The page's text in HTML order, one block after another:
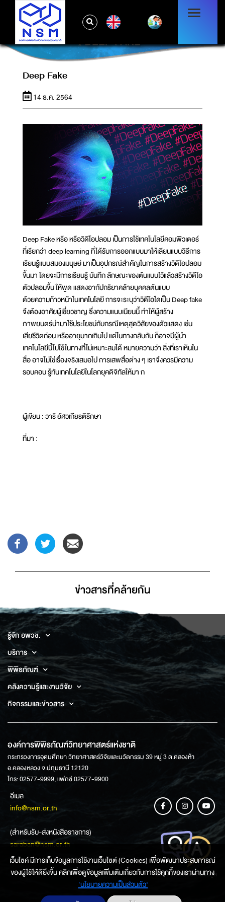
DEEP FAKE
Deep Fake
14 ธ.ค. 2564
Deep Fake หรือ หรือวิดีโอปลอม เป็นการใช้เทคโนโลยีคอมพิวเตอร์
ที่เรียกว่า deep learning ที่ได้รับการออกแบบมาให้เลียนแบบวิธีการ
เรียนรู้แบบสมองมนุษย์ มาเป็นอุปกรณ์สำคัญในการสร้างวิดิโอปลอม
ขึ้นมา โดยจะมีการเรียนรู้ บันทึก ลักษณะของต้นแบบไว้แล้วสร้างวิดีโอ
ตัวปลอมขึ้น ให้พูด แสดงอากัปกริยาคล้ายบุคคลต้นแบบ
ด้วยความก้าวหน้าในเทคโนโลยี การจะระบุว่าวิดีโอใดเป็น Deep fake
จึงต้องอาศัยผู้เชี่ยวชาญ ซึ่งความแนบเนียนนี้ ทำให้ผู้สร้าง
ภาพยนตร์นำมาใช้ประโยชน์กับกรณีเหตุสุดวิสัยของตัวแสดง เช่น
เสียชีวิตก่อน หรืออายุมากเกินไป แต่ในทางกลับกัน ก็อาจมีผู้นำ
เทคโนโลยีนี้ไปใช้ในทางที่ไม่เหมาะสมได้ หมายความว่า สิ่งที่เราเห็นใน
สื่อ อาจไม่ใช่เรื่องจริงเสมอไป การเสพสื่อต่าง ๆ เราจึงควรมีความ
รอบคอบ รู้ทันเทคโนโลยีในโลกยุคดิจิทัลให้มา ก
ผู้เขียน : วารี อัศวเกียรติรักษา
ที่มา :
ข่าวสารที่่คล้ายกัน
รู้จัก อพวช.
บริการ
พิพิธภัณฑ์
คลังความรู้และงานวิจัย
กิจกรรมและข่าวสาร
องค์การพิพิธภัณฑ์วิทยาศาสตร์แห่งชาติ
กระทรวงการอุดมศึกษา วิทยาศาสตร์วิจัยและนวัตกรรม 39 หมู่ 3 ต.คลองห้า
อ.คลองหลวง จ.ปทุมธานี 12120
โทร: 02577-9999, แฟกซ์ 02577-9900
อีเมล
info@nsm.or.th
(สำหรับรับ-ส่งหนังสือราชการ)
saraban@nsm.or.th
ช่องทางการสอบถามข้อมูล
เว็บไซค์ มีการเก็บข้อมูลการใช้งานเว็บไซต์ (Cookies) เพื่อพัฒนาประสบการณ์
ของผู้ใช้ให้ดียิ่งขึ้น คลิกเพื่อดูข้อมูลเพิ่มเติมเกี่ยวกับการใช้คุกกี้ของเราผ่านทาง
‘นโยบายความเป็นส่วนตัว'